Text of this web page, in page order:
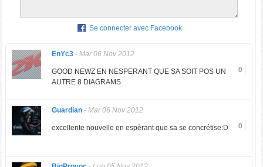
Se connecter avec Facebook
EnYc3- Mar 06 Nov 2012
0
GOOD NEWZ EN NESPERANT QUE SA SOIT POS UN
AUTRE 8 DIAGRAMS
Guardian- Mar 06 Nov 2012
0
excellente nouvelle en espérant que sa se concrétise:D